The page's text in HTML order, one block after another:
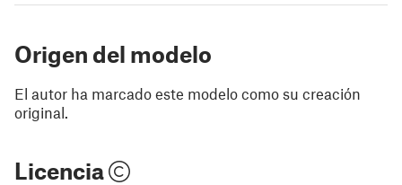
Origen del modelo
El autor ha marcado este modelo como su creación
original.
Licencia